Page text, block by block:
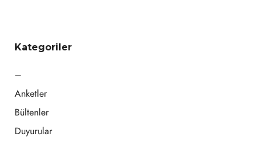
Kategoriler
–
Anketler
Bültenler
Duyurular